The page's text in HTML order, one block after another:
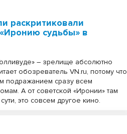
раскритиковали
судьбы» в
– зрелище абсолютно
обозреватель VN.ru, потому что
подражанием сразу всем
А от советской «Иронии» там
это совсем другое кино.